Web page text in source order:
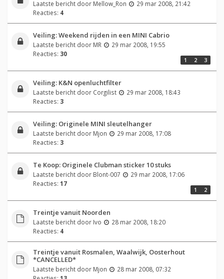
Laatste bericht door Mellow_Ron
29 mar 2008, 21:42
Reacties: 4
Veiling: Weekend rijden in een MINI Cabrio
Laatste bericht door MR
29 mar 2008, 19:55
Reacties: 30
1 2 3
Veiling: K&N openluchtfilter
Laatste bericht door Corgilist
29 mar 2008, 18:43
Reacties: 3
Veiling: Originele MINI sleutelhanger
Laatste bericht door Mjon
29 mar 2008, 17:08
Reacties: 3
Te Koop: Originele Clubman sticker 10 stuks
Laatste bericht door Blont-007
29 mar 2008, 17:06
Reacties: 17
1 2
Treintje vanuit Noorden
Laatste bericht door Ivo
28 mar 2008, 18:20
Reacties: 4
Treintje vanuit Rosmalen, Waalwijk, Oosterhout
*CANCELLED*
Laatste bericht door Mjon
28 mar 2008, 07:32